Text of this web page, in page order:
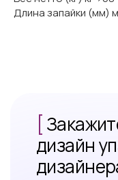
Длина запайки (мм)
[
дизайн